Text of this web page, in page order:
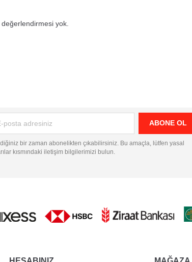
değerlendirmesi yok.
bir zaman abonelikten çıkabilirsiniz. Bu amaçla, lütfen yasal
kısmındaki iletişim bilgilerimizi bulun.